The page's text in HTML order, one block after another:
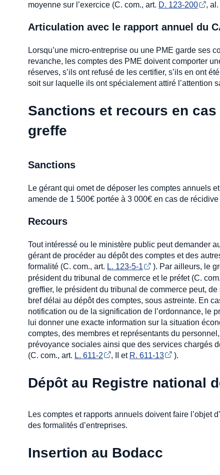
moyenne sur l’exercice (C. com., art. D. 123-200 , al.
Articulation avec le rapport annuel du
Lorsqu’une micro-entreprise ou une PME garde ses
revanche, les comptes des PME doivent comporter
réserves, s’ils ont refusé de les certifier, s’ils en ont
soit sur laquelle ils ont spécialement attiré l’attention
Sanctions et recours en
greffe
Sanctions
Le gérant qui omet de déposer les comptes annuels
amende de 1 500€ portée à 3 000€ en cas de récidive
Recours
Tout intéressé ou le ministère public peut demander
gérant de procéder au dépôt des comptes et des
formalité (C. com., art. L. 123-5-1
). Par ailleurs, le
président du tribunal de commerce et le préfet (C.
greffier, le président du tribunal de commerce peut,
bref délai au dépôt des comptes, sous astreinte. En
notification ou de la signification de l’ordonnance, le
lui donner une exacte information sur la situation
comptes, des membres et représentants du
prévoyance sociales ainsi que des services chargés
(C. com., art. L. 611-2 , II et R. 611-13 ).
Dépôt au Registre national
Les comptes et rapports annuels doivent faire l’objet
des formalités d’entreprises.
Insertion au Bodacc